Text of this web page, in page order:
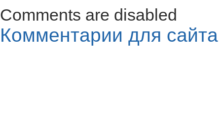
Comments are disabled
Комментарии для